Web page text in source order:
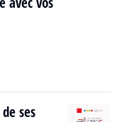
ses